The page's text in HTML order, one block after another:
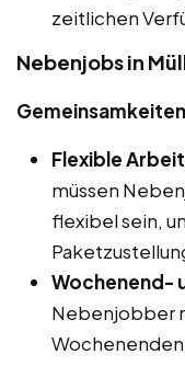
zeitlichen
Nebenjobs in
Flexible
müssen
flexibel sein,
Wochenend-
Nebenjobber